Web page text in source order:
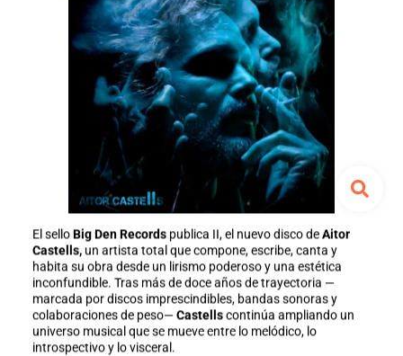
El selloBig Den Records publica II, el nuevo disco deAitor
Castells,un artista total que compone, escribe, canta y
habita su obra desde un lirismo poderoso y una estética
inconfundible. Tras más de doce años de trayectoria —
marcada por discos imprescindibles, bandas sonoras y
colaboraciones de peso— Castellscontinúa ampliando un
universo musical que se mueve entre lo melódico, lo
introspectivo y lo visceral.